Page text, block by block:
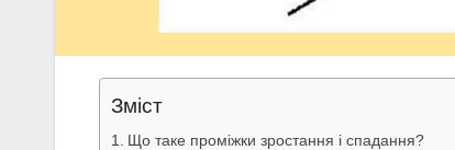
Зміст
Що таке проміжки зростання і спадання?